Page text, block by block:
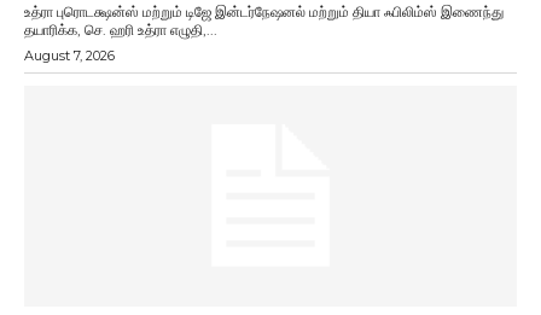
உத்ரா புரொடக்ஷன்ஸ் மற்றும் டிஜே இன்டர்நேஷனல் மற்றும் தியா ஃபிலிம்ஸ் இணைந்து
தயாரிக்க, செ. ஹரி உத்ரா எழுதி,...
August 7, 2026